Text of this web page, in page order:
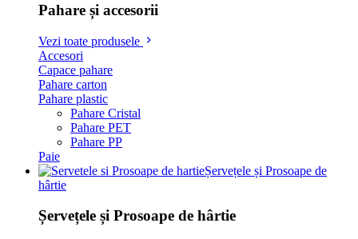
Pahare și accesorii
Vezi toate produsele
Accesori
Capace pahare
Pahare carton
Pahare plastic
Pahare Cristal
Pahare PET
Pahare PP
Paie
Șervețele și Prosoape de
hârtie
Șervețele și Prosoape de hârtie